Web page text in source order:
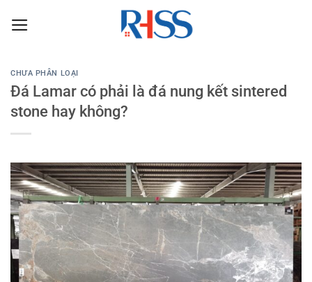
đến
CHƯA PHÂN LOẠI
Đá Lamar có phải là đá nung kết sintered
stone hay không?